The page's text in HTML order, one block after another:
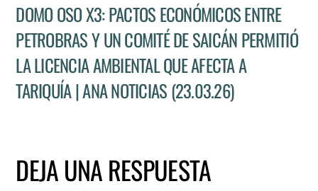
DOMO OSO X3: PACTOS ECONÓMICOS ENTRE
PETROBRAS Y UN COMITÉ DE SAICÁN PERMITIÓ
LA LICENCIA AMBIENTAL QUE AFECTA A
TARIQUÍA | ANA NOTICIAS (23.03.26)
DEJA UNA RESPUESTA